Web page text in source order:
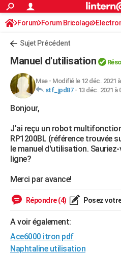
ACTUALITÉS
Politique
Société
Faits Divers
Education
Monde
Villes
+
FINANCE
Retraite
Impôts
Epargne
Immobilier
Risques naturels par ville
Banque
Assurance
Crédit
AUTO
Essais
Réserver un essai
Citadines
Berlines
SUV
Forum auto
+HIGH-TECH
Mobiles
Meilleur smartphone
Internet
Ordinateurs
Jeux vidéo
Guide high-tech
+BRICOLAGE
Forum
Aménagement intérieur
Extérieur
Cuisine
Salle de bains
Jardinage
Rangement
WEEK-END
Guides de France
Escapades
Patrimoine
Expositions
Musées
Week-end nature
+LIFESTYLE
Art de vivre
Bien-être
Loisirs
Mode
Modes de vie
SANTE
VOYAGE
Destinations
City break
Voyage nature
Voyage de noces
Forum
Climat
+PHOTO
Forum Forum Bricolage
Sujet Précédent
Manuel d'utilisation
Mae- Modifié le 12 déc. 2021
stf_jpd87- 13 déc. 2021 à
Bonjour,
J'ai reçu un robot
RP1200BL (référence trouvée
le manuel d'utilisation.
ligne?
Merci par avance!
Répondre (4) Posez
A voir également:
Ace6000 itron pdf
Naphtaline utilisation